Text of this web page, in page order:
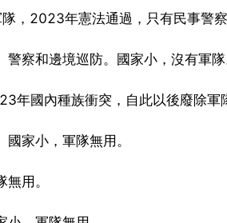
，2023年憲法通過，只有民事警察
察和邊境巡防。國家小，沒有軍隊
國內種族衝突，自此以後廢除軍
家小，軍隊無用。
用。